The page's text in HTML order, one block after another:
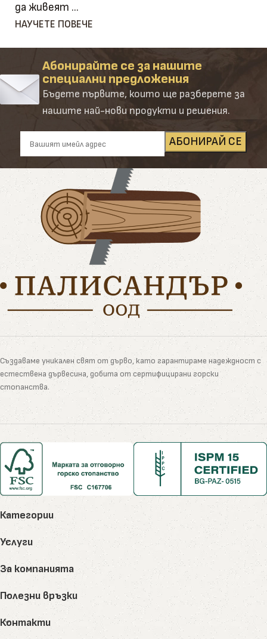
да живеят ...
НАУЧЕТЕ ПОВЕЧЕ
Абонирайте се за нашите
специални предложения
Бъдете първите, които ще разберете за
нашите най-нови продукти и решения.
Създаваме уникален свят от дърво, като гарантираме надеждност с
естествена дървесина, добита от сертифицирани горски
стопанства.
Категории
Услуги
За компанията
Полезни връзки
Контакти